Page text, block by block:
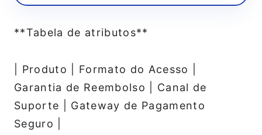
**Tabela de atributos**
| Produto | Formato do Acesso |
Garantia de Reembolso | Canal de
Suporte | Gateway de Pagamento
Seguro |